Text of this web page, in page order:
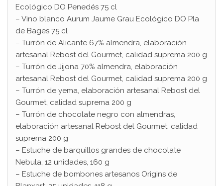
Ecológico DO Penedés 75 cl
– Vino blanco Aurum Jaume Grau Ecológico DO Pla
de Bages 75 cl
– Turrón de Alicante 67% almendra, elaboración
artesanal Rebost del Gourmet, calidad suprema 200 g
– Turrón de Jijona 70% almendra, elaboración
artesanal Rebost del Gourmet, calidad suprema 200 g
– Turrón de yema, elaboración artesanal Rebost del
Gourmet, calidad suprema 200 g
– Turrón de chocolate negro con almendras,
elaboración artesanal Rebost del Gourmet, calidad
suprema 200 g
– Estuche de barquillos grandes de chocolate
Nebula, 12 unidades, 160 g
– Estuche de bombones artesanos Origins de